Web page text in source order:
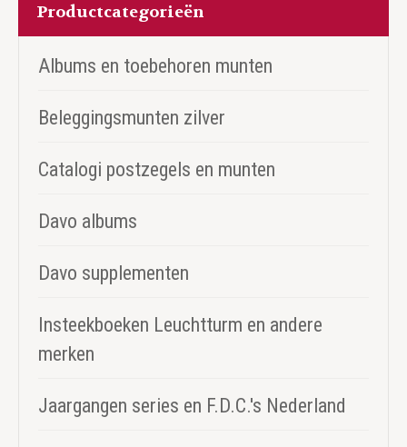
Productcategorieën
Albums en toebehoren munten
Beleggingsmunten zilver
Catalogi postzegels en munten
Davo albums
Davo supplementen
Insteekboeken Leuchtturm en andere
merken
Jaargangen series en F.D.C.'s Nederland